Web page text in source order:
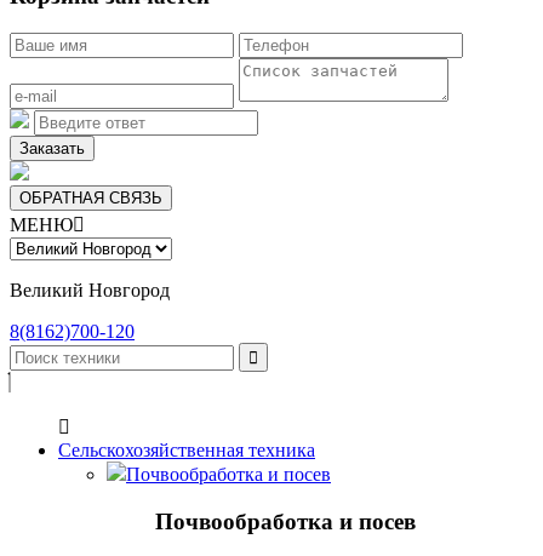
Заказать
ОБРАТНАЯ СВЯЗЬ
МЕНЮ
Великий Новгород
8(8162)700-120


Сельскохозяйственная техника
Почвообработка и посев
Почвообработка и посев